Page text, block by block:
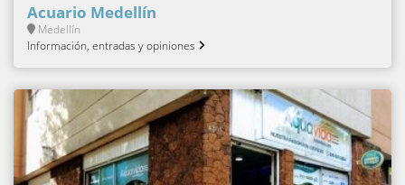
Acuario Medellín
Medellín
Información, entradas y opiniones